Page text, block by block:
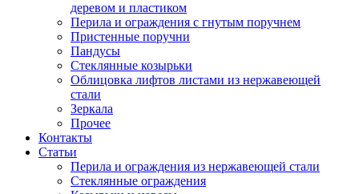
деревом и пластиком
Перила и ограждения с гнутым поручнем
Пристенные поручни
Пандусы
Стеклянные козырьки
Облицовка лифтов листами из нержавеющей
стали
Зеркала
Прочее
Контакты
Статьи
Перила и ограждения из нержавеющей стали
Стеклянные ограждения